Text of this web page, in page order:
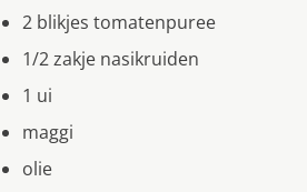
2 blikjes tomatenpuree
1/2 zakje nasikruiden
1 ui
maggi
olie